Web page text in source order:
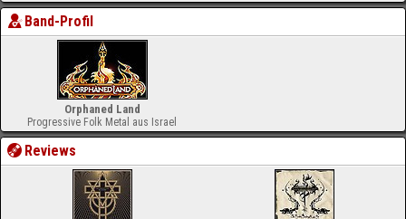
Band-Profil
Orphaned Land
Progressive Folk Metal aus Israel
Reviews